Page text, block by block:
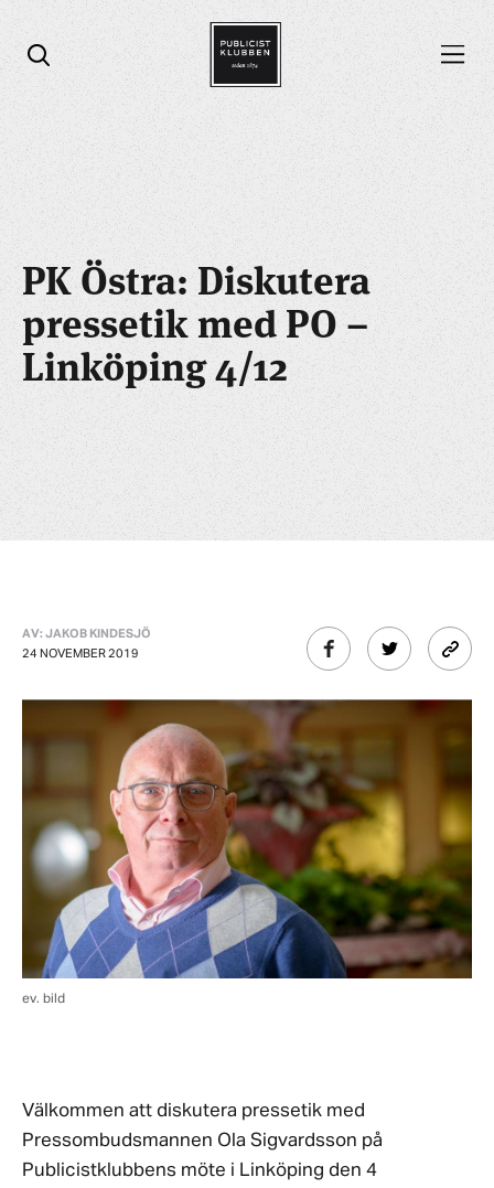
Öppna sök
Öppna menyn
PK Östra: Diskutera
pressetik med PO –
Linköping 4/12
AV: JAKOB KINDESJÖ
24 NOVEMBER 2019
ev. bild
Välkommen att diskutera pressetik med
Pressombudsmannen Ola Sigvardsson på
Publicistklubbens möte i Linköping den 4